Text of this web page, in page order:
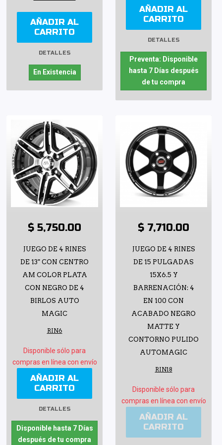
AÑADIR AL
CARRITO
DETALLES
En Existencia
AÑADIR AL
CARRITO
DETALLES
Preventa: Disponible
hasta 7 Días después
de tu compra
$ 5,750.00
JUEGO DE 4 RINES
DE 13" CON CENTRO
AM COLOR PLATA
CON NEGRO DE 4
BIRLOS AUTO
MAGIC
RIN6
Disponible sólo para
compras en línea con envío
AÑADIR AL
CARRITO
DETALLES
Disponible hasta 7 Días
después de tu compra
$ 7,710.00
JUEGO DE 4 RINES
DE 15 PULGADAS
15X6.5 Y
BARRENACIÓN: 4
EN 100 CON
ACABADO NEGRO
MATTE Y
CONTORNO PULIDO
AUTOMAGIC
RIN18
Disponible sólo para
compras en línea con envío
AÑADIR AL
CARRITO